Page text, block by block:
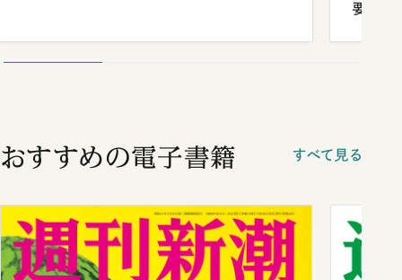
要だっ
おすすめの電子書籍 すべて見る